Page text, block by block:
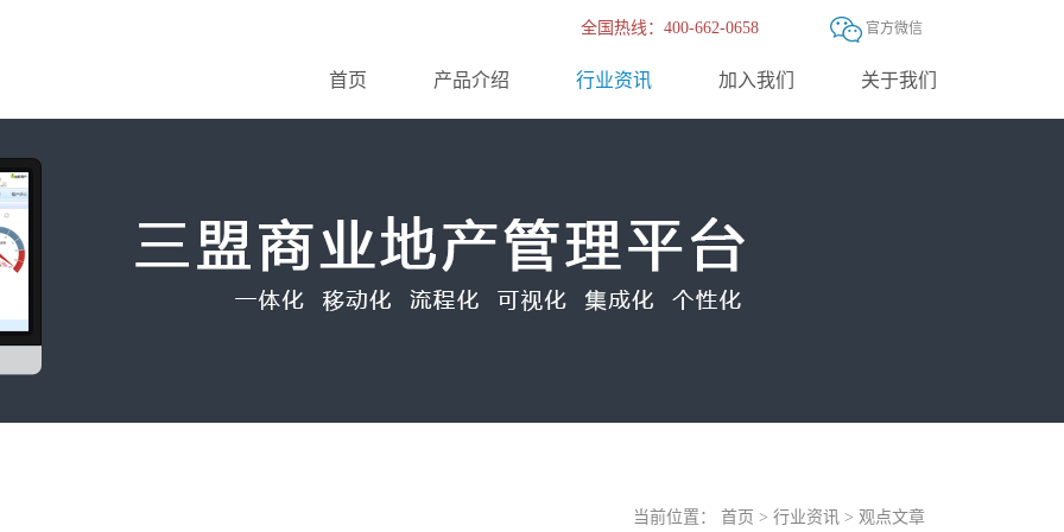
全国热线：400-662-0658 官方微信
首页 产品介绍 行业资讯 加入我们 关于我们
当前位置：首页 >行业资讯 > 观点文章